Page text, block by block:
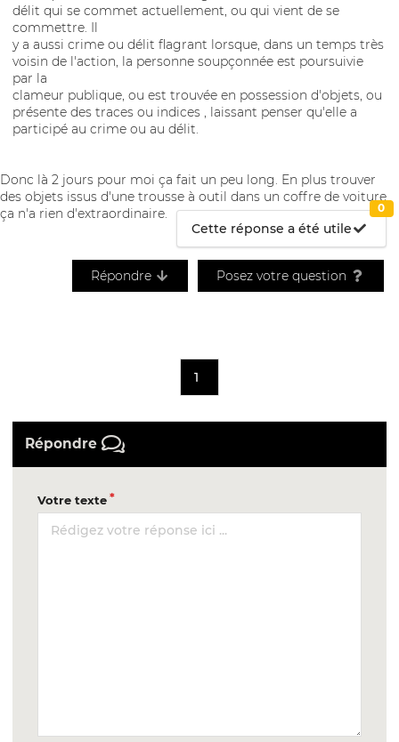
délit qui se commet actuellement, ou qui vient de se
commettre. Il
y a aussi crime ou délit flagrant lorsque, dans un temps très
voisin de l'action, la personne soupçonnée est poursuivie
par la
clameur publique, ou est trouvée en possession d'objets, ou
présente des traces ou indices , laissant penser qu'elle a
participé au crime ou au délit.
Donc là 2 jours pour moi ça fait un peu long. En plus trouver
des objets issus d'une trousse à outil dans un coffre de voiture
ça n'a rien d'extraordinaire.
Cette réponse a été utile
0
Répondre Posez votre question
1
Répondre
Votre texte